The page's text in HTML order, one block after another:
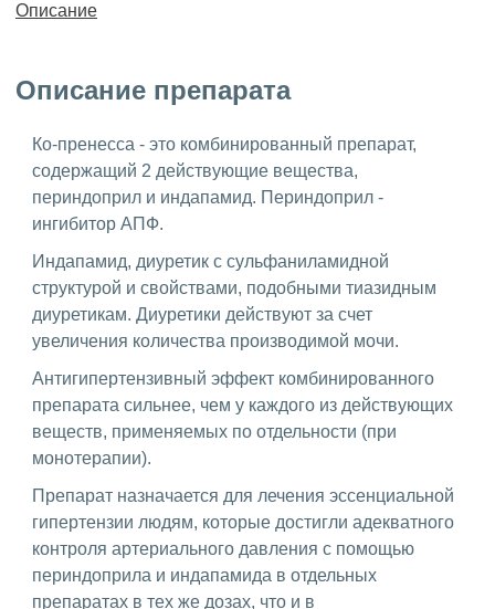
Описание
Описание препарата
Ко-пренесса - это комбинированный препарат,
содержащий 2 действующие вещества,
периндоприл и индапамид. Периндоприл -
ингибитор АПФ.
Индапамид, диуретик с сульфаниламидной
структурой и свойствами, подобными тиазидным
диуретикам. Диуретики действуют за счет
увеличения количества производимой мочи.
Антигипертензивный эффект комбинированного
препарата сильнее, чем у каждого из действующих
веществ, применяемых по отдельности (при
монотерапии).
Препарат назначается для лечения эссенциальной
гипертензии людям, которые достигли адекватного
контроля артериального давления с помощью
периндоприла и индапамида в отдельных
препаратах в тех же дозах, что и в